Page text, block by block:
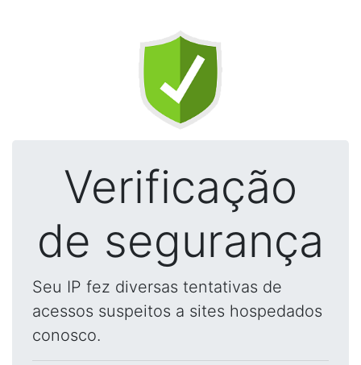
Verificação
de segurança
Seu IP fez diversas tentativas de
acessos suspeitos a sites hospedados
conosco.